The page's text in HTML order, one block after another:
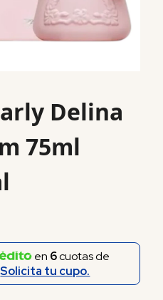
Delina
75ml
en 6cuotas de
Solicita tu cupo.